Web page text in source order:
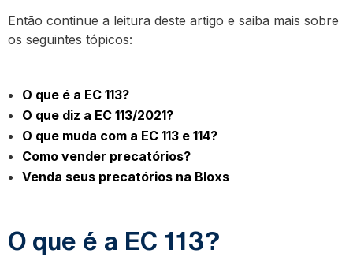
Então continue a leitura deste artigo e saiba mais sobre
os seguintes tópicos:
O que é a EC 113?
O que diz a EC 113/2021?
O que muda com a EC 113 e 114?
Como vender precatórios?
Venda seus precatórios na Bloxs
O que é a EC 113?